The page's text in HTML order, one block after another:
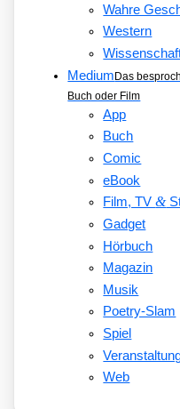
Wahre
Western
MediumDas
Buch oder Film
App
Buch
Comic
eBook
Film, TV&
Gadget
Hörbuch
Magazin
Musik
Poetry-Slam
Spiel
Web